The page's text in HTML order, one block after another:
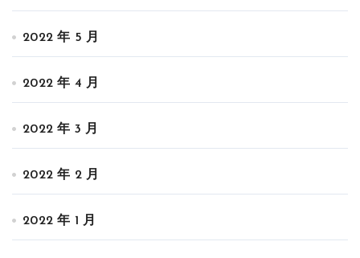
2022 年 5 月
2022 年 4 月
2022 年 3 月
2022 年 2 月
2022 年 1 月